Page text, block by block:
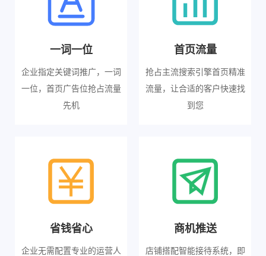
一词一位
企业指定关键词推广，一词
一位，首页广告位抢占流量
先机
首页流量
抢占主流搜索引擎首页精准
流量，让合适的客户快速找
到您
省钱省心
企业无需配置专业的运营人
商机推送
店铺搭配智能接待系统，即